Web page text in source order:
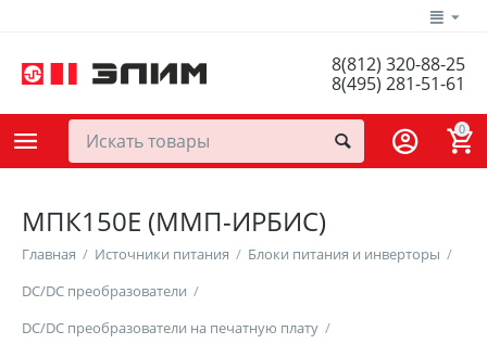
8(812) 320-88-25
8(495) 281-51-61
0
МПК150Е (ММП-ИРБИС)
Главная / Источники питания / Блоки питания и инверторы /
DC/DC преобразователи /
DC/DC преобразователи на печатную плату /